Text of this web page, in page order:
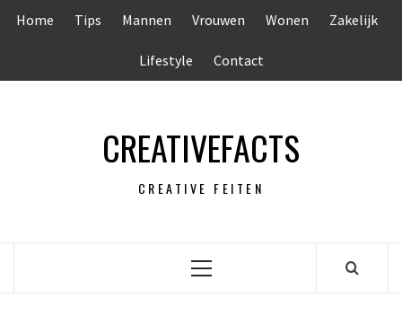
Home Tips Mannen Vrouwen Wonen Zakelijk
Lifestyle Contact
CREATIVEFACTS
CREATIVE FEITEN
Primair